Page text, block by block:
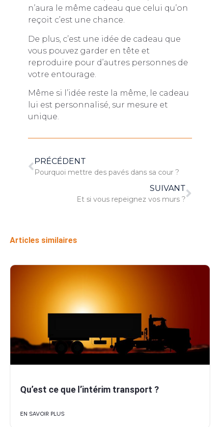
n’aura le même cadeau que celui qu’on
reçoit c’est une chance.
De plus, c’est une idée de cadeau que
vous pouvez garder en tête et
reproduire pour d’autres personnes de
votre entourage.
Même si l’idée reste la même, le cadeau
lui est personnalisé, sur mesure et
unique.
PRÉCÉDENT
Pourquoi mettre des pavés dans sa cour ?
SUIVANT
Et si vous repeignez vos murs ?
Articles similaires
Qu’est ce que l’intérim transport ?
EN SAVOIR PLUS